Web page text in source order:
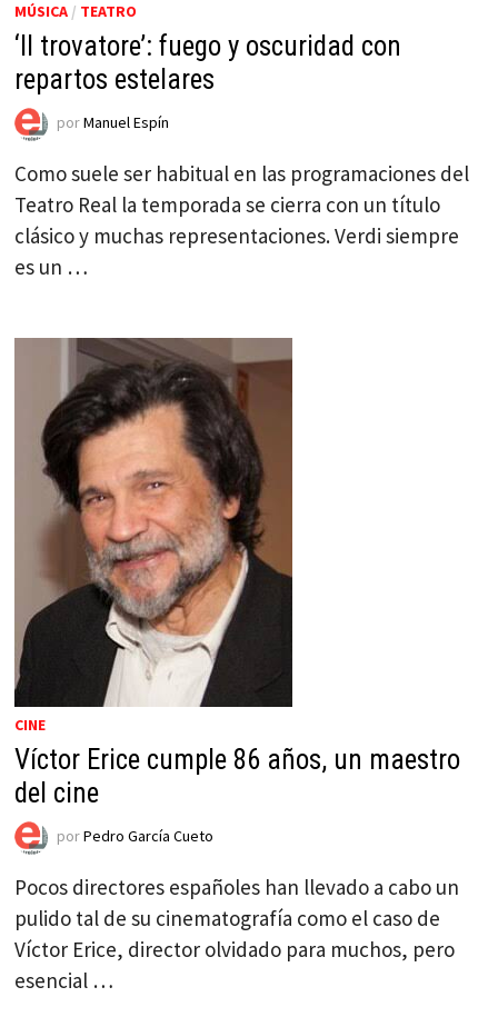
MÚSICA / TEATRO
‘Il trovatore’: fuego y oscuridad con
repartos estelares
porManuel Espín
Como suele ser habitual en las programaciones del
Teatro Real la temporada se cierra con un título
clásico y muchas representaciones. Verdi siempre
es un …
CINE
Víctor Erice cumple 86 años, un maestro
del cine
porPedro García Cueto
Pocos directores españoles han llevado a cabo un
pulido tal de su cinematografía como el caso de
Víctor Erice, director olvidado para muchos, pero
esencial …